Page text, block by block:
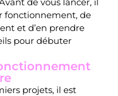
fonctionnement, de
et d’en prendre
pour débuter
projets, il est